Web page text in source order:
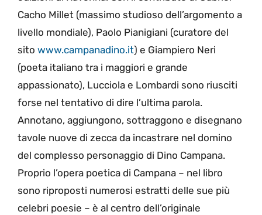
Cacho Millet (massimo studioso dell’argomento a
livello mondiale), Paolo Pianigiani (curatore del
sito www.campanadino.it) e Giampiero Neri
(poeta italiano tra i maggiori e grande
appassionato), Lucciola e Lombardi sono riusciti
forse nel tentativo di dire l’ultima parola.
Annotano, aggiungono, sottraggono e disegnano
tavole nuove di zecca da incastrare nel domino
del complesso personaggio di Dino Campana.
Proprio l’opera poetica di Campana – nel libro
sono riproposti numerosi estratti delle sue più
celebri poesie – è al centro dell’originale